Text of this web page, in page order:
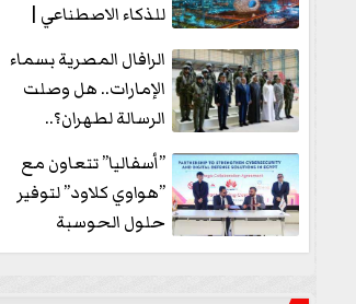
للذكاء الاصطناعي |
الرافال المصرية بسماء
الإمارات.. هل وصلت
الرسالة لطهران؟..
”ماعت جروب” تُجيب؟
|...
”أسفاليا” تتعاون مع
”هواوي كلاود” لتوفير
حلول الحوسبة
السحابية والأمن